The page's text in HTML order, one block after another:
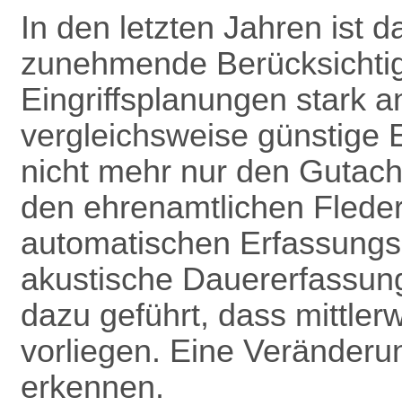
In den letzten Jahren ist
zunehmende
Eingriffsplanungen stark
vergleichsweise günstige
nicht mehr nur den
den ehrenamtlichen
automatischen
akustische
dazu geführt, dass
vorliegen. Eine
erkennen.